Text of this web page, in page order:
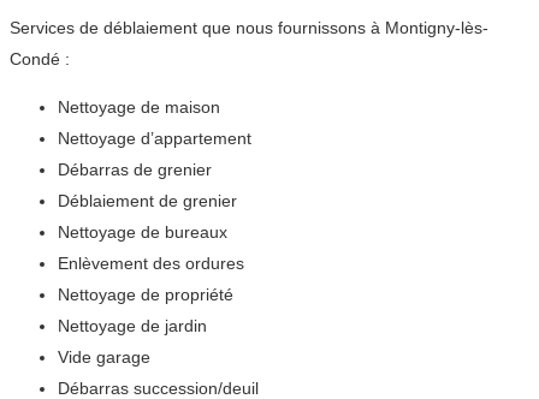
Services de déblaiement que nous fournissons à Montigny-lès-
Condé :
Nettoyage de maison
Nettoyage d’appartement
Débarras de grenier
Déblaiement de grenier
Nettoyage de bureaux
Enlèvement des ordures
Nettoyage de propriété
Nettoyage de jardin
Vide garage
Débarras succession/deuil